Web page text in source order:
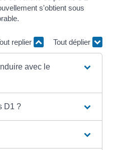
s'obtient sous
replier Tout déplier
avec le
D1 ?